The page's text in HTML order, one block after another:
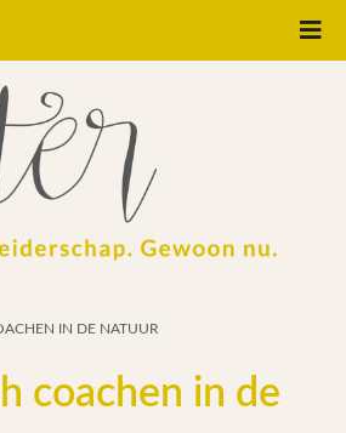
IN DE NATUUR
coachen in de